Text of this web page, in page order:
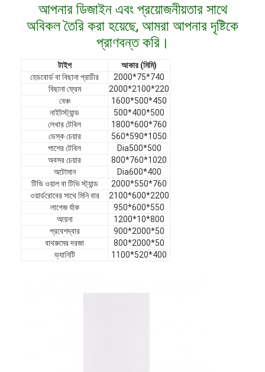
ভিডিও
ভিআর শো
আমাদের সম্পর্কে
কারখানা পরিদর্শন
গুণমান নিয়ন্ত্রণ
আমাদের সাথে যোগাযোগ
আপনার ডিজাইন এবং প্রয়োজনীয়তার সাথে
অবিকল তৈরি করা হয়েছে, আমরা আপনার দৃষ্টিকে
প্রাণবন্ত করি।
টাইপ
আকার (মিমি)
হেডবোর্ড বা বিছানা প্রাচীর
2000*75*740
বিছানা ফ্রেম
2000*2100*220
বেঞ্চ
1600*500*450
নাইটস্ট্যান্ড
500*400*500
লেখার টেবিল
1800*600*760
ডেস্ক চেয়ার
560*590*1050
পাশের টেবিল
Dia500*500
অবসর চেয়ার
800*760*1020
অটোমান
Dia600*400
টিভি ওয়াল বা টিভি স্ট্যান্ড
2000*550*760
ওয়ার্ডরোবের সাথে মিনি বার
2100*600*2200
লাগেজ র্যাক
950*600*550
আয়না
1200*10*800
প্রবেশদ্বার
900*2000*50
বাথরুমের দরজা
800*2000*50
ভ্যানিটি
1100*520*400